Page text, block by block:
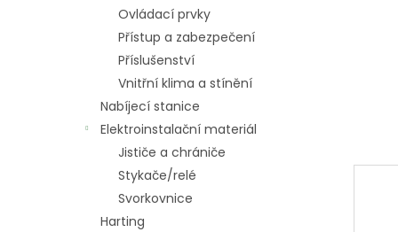
Ovládací prvky
Přístup a zabezpečení
Příslušenství
Vnitřní klima a stínění
Nabíjecí stanice
Elektroinstalační materiál
Jističe a chrániče
Stykače/relé
Svorkovnice
Harting